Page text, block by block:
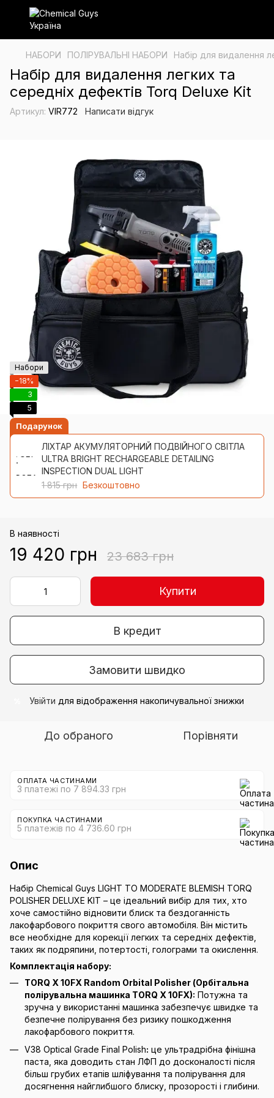
НАБОРИ ПОЛІРУВАЛЬНІ НАБОРИ Набір для видалення
Набір для видалення легких та
середніх дефектів Torq Deluxe Kit
Артикул: VIR772 Написати відгук
Набори
−18%
3
5
Подарунок
ЛІХТАР АКУМУЛЯТОРНИЙ ПОДВІЙНОГО СВІТЛА
ULTRA BRIGHT RECHARGEABLE DETAILING
INSPECTION DUAL LIGHT
1 815 грн Безкоштовно
В наявності
19 420 грн 23 683 грн
Купити
В кредит
Замовити швидко
Увійти для відображення накопичувальної знижки
До обраного Порівняти
ОПЛАТА ЧАСТИНАМИ
3 платежі по 7 894.33 грн
ПОКУПКА ЧАСТИНАМИ
5 платежів по 4 736.60 грн
Опис
Набір Chemical Guys LIGHT TO MODERATE BLEMISH TORQ
POLISHER DELUXE KIT – це ідеальний вибір для тих, хто
хоче самостійно відновити блиск та бездоганність
лакофарбового покриття свого автомобіля. Він містить
все необхідне для корекції легких та середніх дефектів,
таких як подряпини, потертості, голограми та окислення.
Комплектація набору:
TORQ X 10FX Random Orbital Polisher (Орбітальна
полірувальна машинка TORQ X 10FX): Потужна та
зручна у використанні машинка забезпечує швидке та
безпечне полірування без ризику пошкодження
лакофарбового покриття.
V38 Optical Grade Final Polish: це ультрадрібна фінішна
паста, яка доводить стан ЛФП до досконалості після
більш грубих етапів шліфування та полірування для
досягнення найглибшого блиску, прозорості і глибини.